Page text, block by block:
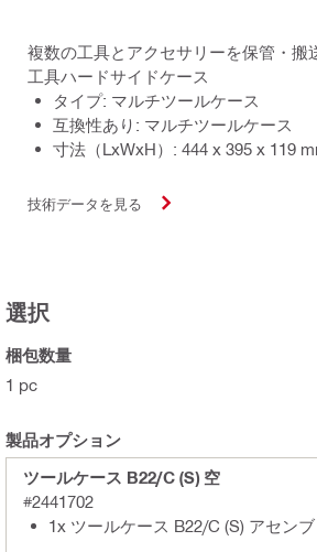
複数の工具とアクセサリーを保管・搬
工具ハードサイドケース
タイプ: マルチツールケース
互換性あり: マルチツールケース
寸法（LxWxH）: 444 x 395 x 119
技術データを見る
選択
梱包数量
1 pc
製品オプション
ツールケース B22/C (S) 空
#2441702
1x ツールケース B22/C (S) アセンブ